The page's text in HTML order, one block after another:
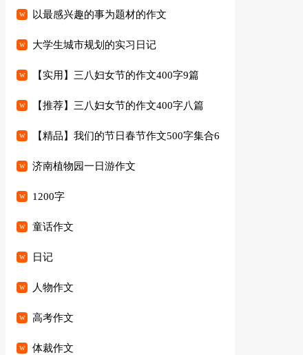
以最感兴趣的事为题材的作文
大学生城市规划的实习日记
【实用】三八妇女节的作文400字9篇
【推荐】三八妇女节的作文400字八篇
【精品】我们的节日春节作文500字集合6
篇 济南植物园一日游作文
1200字
童话作文
日记
人物作文
高考作文
体裁作文